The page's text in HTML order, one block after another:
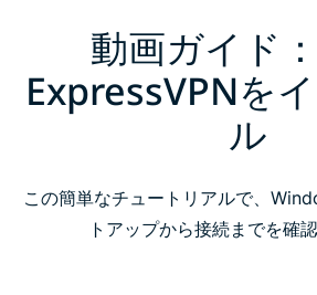
動画ガイド
ExpressVPNを
ル
この簡単なチュートリアルで、
トアップから接続までを確